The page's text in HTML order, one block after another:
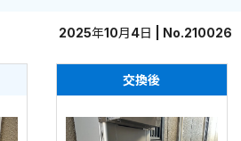
2025年10月4日 | No.210026
交換後